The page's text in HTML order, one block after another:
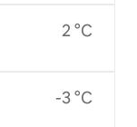
2 °C
-3 °C